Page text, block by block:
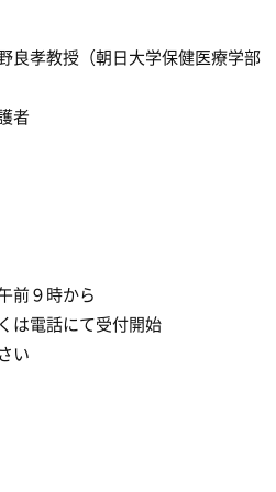
孝教授（朝日大学保健医療学部
者
前９時から
は電話にて受付開始
い